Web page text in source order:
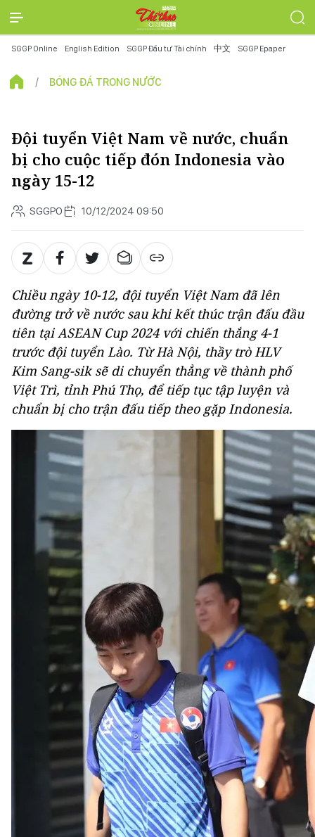
SGGP Online English Edition SGGP Đầu tư Tài chính 中文 SGGP Epaper
BÓNG ĐÁ TRONG NƯỚC
Đội tuyển Việt Nam về nước, chuẩn
bị cho cuộc tiếp đón Indonesia vào
ngày 15-12
SGGPO 10/12/2024 09:50
Chiều ngày 10-12, đội tuyển Việt Nam đã lên
đường trở về nước sau khi kết thúc trận đấu đầu
tiên tại ASEAN Cup 2024 với chiến thắng 4-1
trước đội tuyển Lào. Từ Hà Nội, thầy trò HLV
Kim Sang-sik sẽ di chuyển thẳng về thành phố
Việt Trì, tỉnh Phú Thọ, để tiếp tục tập luyện và
chuẩn bị cho trận đấu tiếp theo gặp Indonesia.